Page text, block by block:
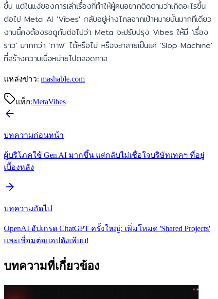
ขึ้น แต่ในแง่ของการเล่าเรื่องที่ทำให้ผู้คนอยากติดตามว่าเกิดอะไรขึ้น
ต่อไป Meta AI 'Vibes' กลับอยู่ห่างไกลจากเป้าหมายนั้นมากทีเดียว
งานนี้คงต้องรอดูกันต่อไปว่า Meta จะปรับปรุง Vibes ให้มี 'เรื่อง
ราว' มากกว่า 'ภาพ' ได้หรือไม่ หรือจะกลายเป็นแค่ 'Slop Machine'
ที่สร้างความเบื่อหน่ายไปตลอดกาล
แหล่งข่าว: mashable.com
แท็ก:MetaVibes
บทความก่อนหน้า
ผู้บริโภคใช้ Gen AI มากขึ้น แต่กลับไม่เชื่อใจบริษัทเทคฯ ที่อยู่
เบื้องหลัง
บทความถัดไป
OpenAI อัปเกรด ChatGPT ครั้งใหญ่: เพิ่มโหมด 'Shared Projects'
และเชื่อมต่อแอปดังเพียบ!
บทความที่เกี่ยวข้อง